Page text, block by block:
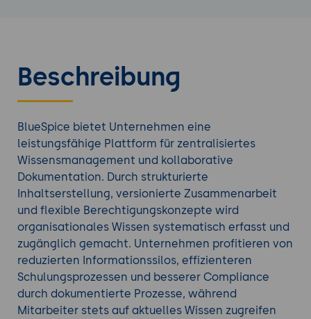
Beschreibung
BlueSpice bietet Unternehmen eine
leistungsfähige Plattform für zentralisiertes
Wissensmanagement und kollaborative
Dokumentation. Durch strukturierte
Inhaltserstellung, versionierte Zusammenarbeit
und flexible Berechtigungskonzepte wird
organisationales Wissen systematisch erfasst und
zugänglich gemacht. Unternehmen profitieren von
reduzierten Informationssilos, effizienteren
Schulungsprozessen und besserer Compliance
durch dokumentierte Prozesse, während
Mitarbeiter stets auf aktuelles Wissen zugreifen